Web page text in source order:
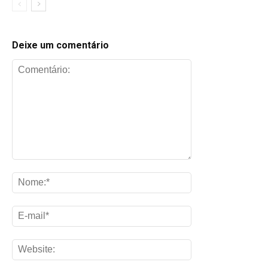
Deixe um comentário